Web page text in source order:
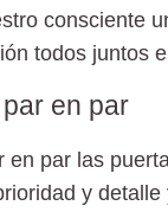
consciente
todos juntos
en par
par las
y